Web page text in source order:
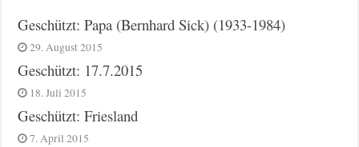
Geschützt: Papa (Bernhard Sick) (1933-1984)
29. August 2015
Geschützt: 17.7.2015
18. Juli 2015
Geschützt: Friesland
7. April 2015